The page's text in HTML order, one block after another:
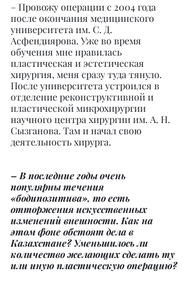
– Провожу операции с 2004 года
после окончания медицинского
университета им. С. Д.
Асфендиярова. Уже во время
обучения мне нравилась
пластическая и эстетическая
хирургия, меня сразу туда тянуло.
После университета устроился в
отделение реконструктивной и
пластической микрохирургии
научного центра хирургии им. А. Н.
Сызганова. Там и начал свою
деятельность хирурга.
– В последние годы очень
популярны течения
«бодипозитива», то есть
отторжения искусственных
изменений внешности. Как на
этом фоне обстоят дела в
Казахстане? Уменьшилось ли
количество желающих сделать ту
или иную пластическую операцию?